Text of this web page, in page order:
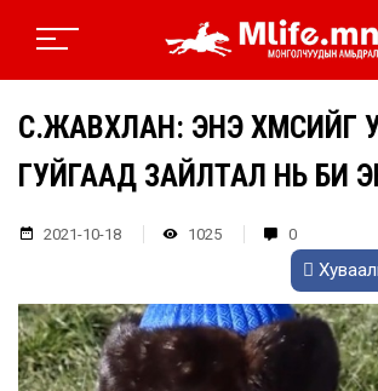
С.ЖАВХЛАН: ЭНЭ ХҮМҮҮСИЙГ
ГУЙГААД ЗАЙЛТАЛ НЬ БИ
2021-10-18 1025 0